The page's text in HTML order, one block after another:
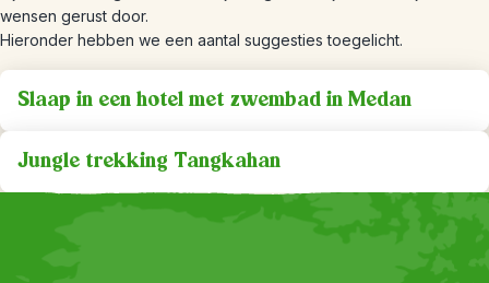
wensen gerust door.
Hieronder hebben we een aantal suggesties toegelicht.
Slaap in een hotel met zwembad in Medan
Jungle trekking Tangkahan